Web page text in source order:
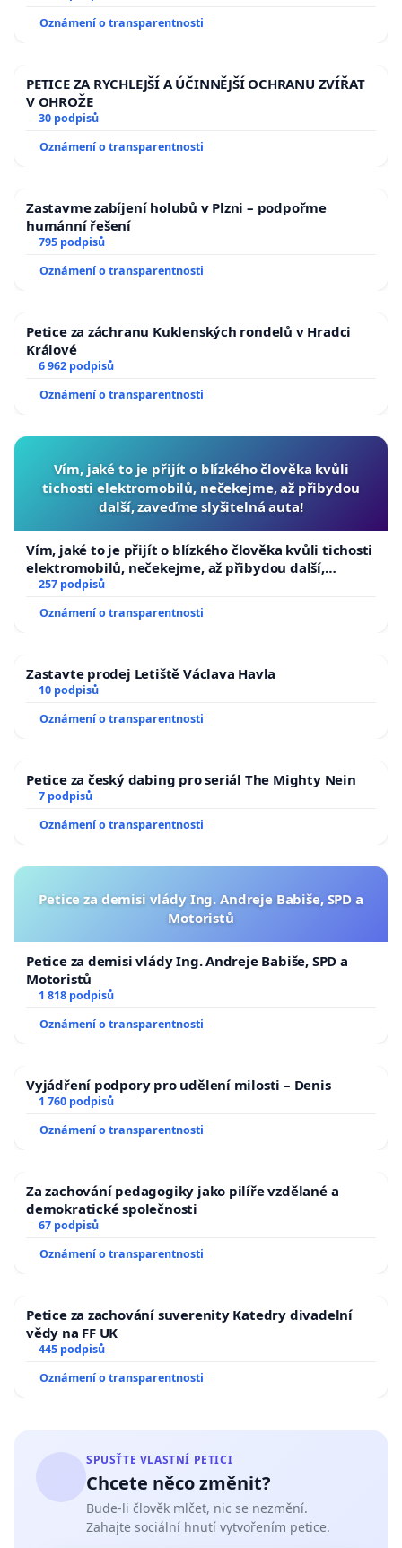
Oznámení o transparentnosti
PETICE ZA RYCHLEJŠÍ A ÚČINNĚJŠÍ OCHRANU ZVÍŘAT
V OHROŽE
30 podpisů
Oznámení o transparentnosti
Zastavme zabíjení holubů v Plzni – podpořme
humánní řešení
795 podpisů
Oznámení o transparentnosti
Petice za záchranu Kuklenských rondelů v Hradci
Králové
6 962 podpisů
Oznámení o transparentnosti
Vím, jaké to je přijít o blízkého člověka kvůli
tichosti elektromobilů, nečekejme, až přibydou
další, zaveďme slyšitelná auta!
Vím, jaké to je přijít o blízkého člověka kvůli tichosti
elektromobilů, nečekejme, až přibydou další,
zaveďme slyšitelná auta!
257 podpisů
Oznámení o transparentnosti
Zastavte prodej Letiště Václava Havla
10 podpisů
Oznámení o transparentnosti
Petice za český dabing pro seriál The Mighty Nein
7 podpisů
Oznámení o transparentnosti
Petice za demisi vlády Ing. Andreje Babiše, SPD a
Motoristů
Petice za demisi vlády Ing. Andreje Babiše, SPD a
Motoristů
1 818 podpisů
Oznámení o transparentnosti
Vyjádření podpory pro udělení milosti – Denis
1 760 podpisů
Oznámení o transparentnosti
Za zachování pedagogiky jako pilíře vzdělané a
demokratické společnosti
67 podpisů
Oznámení o transparentnosti
Petice za zachování suverenity Katedry divadelní
vědy na FF UK
445 podpisů
Oznámení o transparentnosti
SPUSŤTE VLASTNÍ PETICI
Chcete něco změnit?
Bude-li člověk mlčet, nic se nezmění.
Zahajte sociální hnutí vytvořením petice.